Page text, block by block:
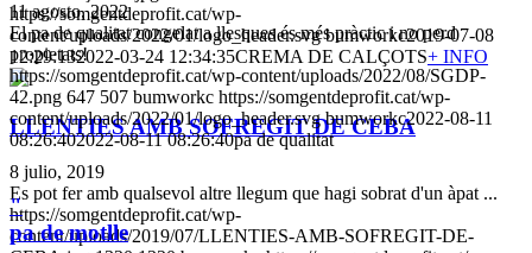
https://somgentdeprofit.cat/wp-
content/uploads/2022/01/logo_header.svg bumworkc2019-07-08
12:29:132022-03-24 12:34:35CREMA DE CALÇOTS+ INFO
LLENTIES AMB SOFREGIT DE CEBA
8 julio, 2019
Es pot fer amb qualsevol altre llegum que hagi sobrat d'un àpat ...
https://somgentdeprofit.cat/wp-
content/uploads/2019/07/LLENTIES-AMB-SOFREGIT-DE-
11 agosto, 2022
El pa de qualitat congelat a llesques és més pràctic i no perd
propietats!
https://somgentdeprofit.cat/wp-content/uploads/2022/08/SGDP-
42.png 647 507 bumworkc https://somgentdeprofit.cat/wp-
content/uploads/2022/01/logo_header.svg bumworkc2022-08-11
08:26:402022-08-11 08:26:40pa de qualitat
"
pa de motlle